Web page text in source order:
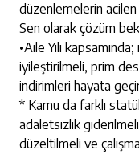
düzenlemelerin acilen
Sen olarak çözüm
•​Aile Yılı
iyileştirilmeli, prim
indirimleri hayata
* Kamu da farklı
adaletsizlik
düzeltilmeli ve çalışma